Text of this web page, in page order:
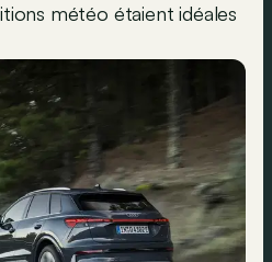
météo étaient idéales